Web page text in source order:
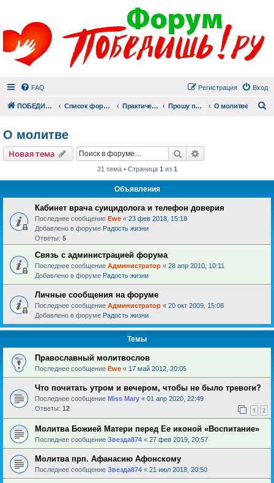
FAQ Вход
Регистрация
ПОБЕДИШЬ.РУ Список форумов Практический раздел Прошу помолиться О молитве
О молитве
Новая тема Поиск
21 тема • Страница 1 из 1
Объявления
Кабинет врача суицидолога и телефон доверия
Последнее сообщение Ewe « 23 фев 2018, 15:18
Добавлено в форуме Радость жизни
Ответы: 5
Связь с администрацией форума
Последнее сообщение Администратор « 28 апр 2010, 10:11
Добавлено в форуме Радость жизни
Личные сообщения на форуме
Последнее сообщение Администратор « 20 окт 2009, 15:08
Добавлено в форуме Радость жизни
Темы
Православный молитвослов
Последнее сообщение Ewe « 17 май 2012, 20:05
Что почитать утром и вечером, чтобы не было тревоги?
Последнее сообщение Miss Mary « 01 апр 2020, 22:49
Ответы: 12 1 2
Молитва Божией Матери перед Ее иконой «Воспитание»
Последнее сообщение Звезда874 « 27 фев 2019, 20:57
Молитва прп. Афанасию Афонскому
Последнее сообщение Звезда874 « 21 июл 2018, 20:50